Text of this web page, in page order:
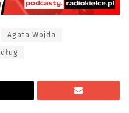
Agata Wojda
dług